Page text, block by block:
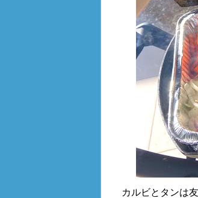
カルビとタンは